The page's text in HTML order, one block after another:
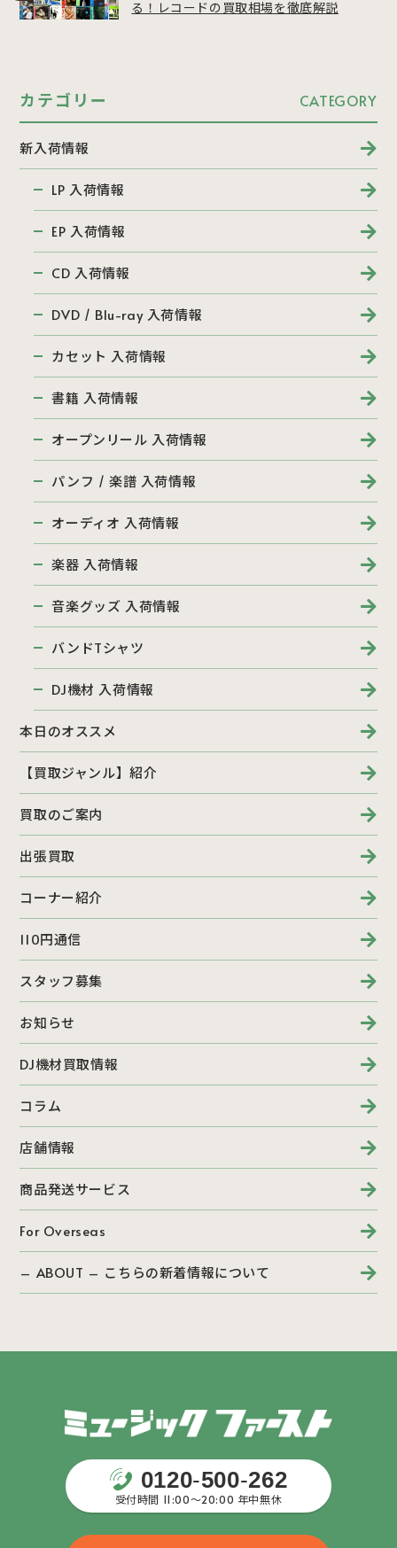
る！レコードの買取相場を徹底解説
カテゴリー CATEGORY
新入荷情報
LP 入荷情報
EP 入荷情報
CD 入荷情報
DVD / Blu-ray 入荷情報
カセット 入荷情報
書籍 入荷情報
オープンリール 入荷情報
パンフ / 楽譜 入荷情報
オーディオ 入荷情報
楽器 入荷情報
音楽グッズ 入荷情報
バンドTシャツ
DJ機材 入荷情報
本日のオススメ
【買取ジャンル】紹介
買取のご案内
出張買取
コーナー紹介
110円通信
スタッフ募集
お知らせ
DJ機材買取情報
コラム
店舗情報
商品発送サービス
For Overseas
– ABOUT – こちらの新着情報について
0120-500-262
受付時間 11:00〜20:00 年中無休